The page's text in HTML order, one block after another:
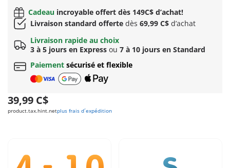
Cadeau incroyable offert dès 149C$ d’achat!
Livraison standard offerte dès 69,99 C$ d’achat
Livraison rapide au choix
3 à 5 jours en Express ou 7 à 10 jours en Standard
Paiement sécurisé et flexible
39,99 C$
product.tax.hint.netplus frais d´expédition